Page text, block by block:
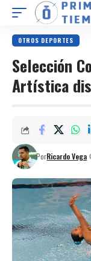
OTROS DEPORTES
Selección
Artística
PorRicardo Vega